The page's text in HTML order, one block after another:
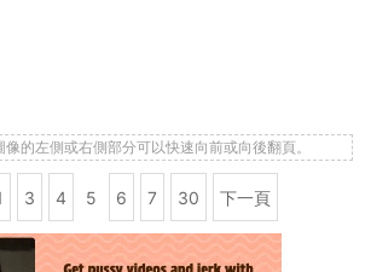
的左側或右側部分可以快速向前或向後翻頁。
3 4 5 6 7 30 下一頁